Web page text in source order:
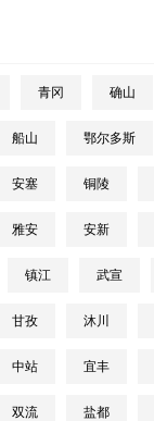
青冈 确山
船山 鄂尔多斯
安塞 铜陵
雅安 安新
镇江 武宣
甘孜 沐川
中站 宜丰
双流 盐都